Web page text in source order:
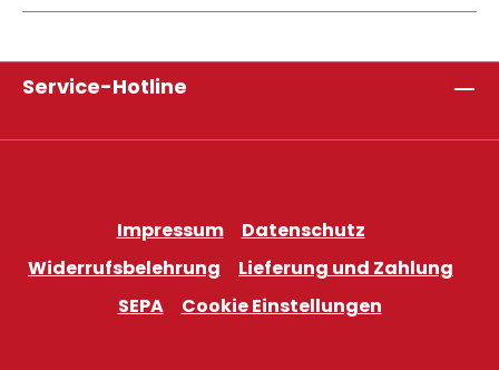
Service-Hotline
Impressum
Datenschutz
Widerrufsbelehrung
Lieferung und Zahlung
SEPA
Cookie Einstellungen